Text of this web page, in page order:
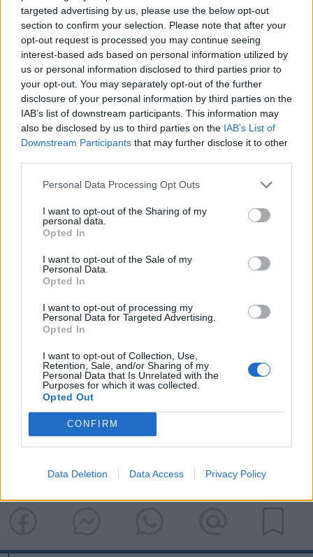
targeted advertising by us, please use the below opt-out
section to confirm your selection. Please note that after your
opt-out request is processed you may continue seeing
interest-based ads based on personal information utilized by
us or personal information disclosed to third parties prior to
your opt-out. You may separately opt-out of the further
disclosure of your personal information by third parties on the
IAB’s list of downstream participants. This information may
also be disclosed by us to third parties on the IAB’s List of
Downstream Participants that may further disclose it to other
Personal Data Processing Opt Outs
I want to opt-out of the Sharing of my
personal data.
Opted In
I want to opt-out of the Sale of my
Personal Data.
Opted In
I want to opt-out of processing my
Personal Data for Targeted Advertising.
Opted In
I want to opt-out of Collection, Use,
Retention, Sale, and/or Sharing of my
Personal Data that Is Unrelated with the
Purposes for which it was collected.
Opted Out
CONFIRM
Data Deletion Data Access Privacy Policy
körülötte.
Így aztán amikor ma Erdélyben az ember
felemel egy korsót, nem csupán árpát,
komlót és vizet fogyaszt. Hanem egy korty
inflációt, egy adag jövedéki adót, némi áfát,
egy csipet költségvetési hiányt, egy pofa
energiaválságot, azzal az
összetéveszthetetlen ízű román
gazdaságpolitikai habbal a tetején.
A romániai sörpiac
zuhant. Akárcsak mi. Mégis azt mondom:
egészségünkre! Legalább annak, akinek
van rá pénze.
Cikkünk a mesterséges intelligencia
képességének felhasználásával készült.
jegyzet adók